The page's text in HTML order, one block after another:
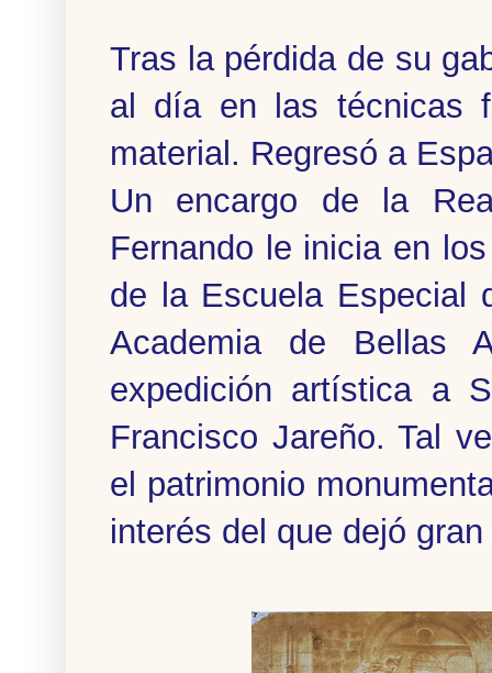
Tras la pérdida de su
al día en las técnicas
material. Regresó a
Un encargo de la
Fernando le inicia en
de la Escuela Especial
Academia de Bellas
expedición artística a
Francisco Jareño. Tal
el patrimonio
interés del que dejó